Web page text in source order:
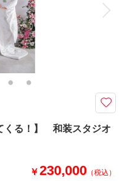
ンタル
もの
料金なし 和装小物ランクアップ
ん！全て当店でご用意いたしま
です。
レンタル可能です。ご希望の場
くる！】 和装スタジオ
￥230,000 （税込）